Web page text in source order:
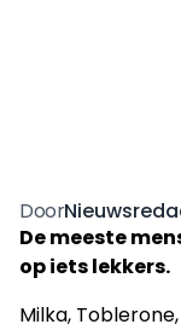
Door
De meeste
op iets lekkers.
Milka,